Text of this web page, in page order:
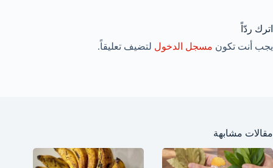
اترك ردّاً
يجب أنت تكون مسجل الدخول لتضيف تعليقاً.
مقالات مشابهة